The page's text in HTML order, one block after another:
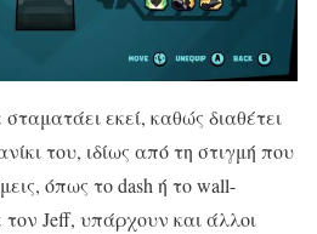
εκεί, καθώς διαθέτει
του, ιδίως από τη στιγμή που
όπως το dash ή το wall-
Jeff, υπάρχουν και άλλοι